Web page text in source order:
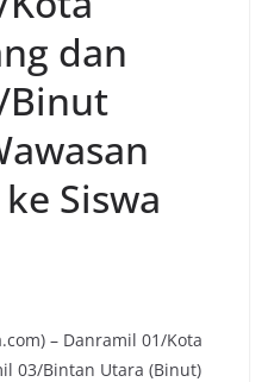
dan
Binut
Siswa
) – Danramil 01/Kota
03/Bintan Utara (Binut)